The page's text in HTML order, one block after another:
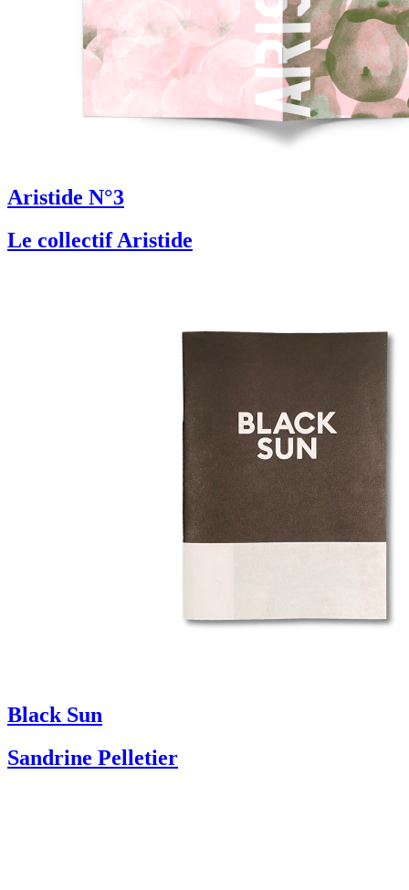
Aristide N°3
Le collectif Aristide
Black Sun
Sandrine Pelletier